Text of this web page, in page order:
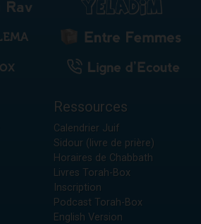
Ressources
Calendrier Juif
Sidour (livre de prière)
Horaires de Chabbath
Livres Torah-Box
Inscription
Podcast Torah-Box
English Version